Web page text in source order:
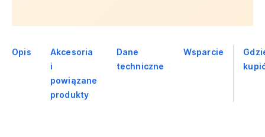
Opis
Akcesoria
i
powiązane
produkty
Dane
techniczne
Wsparcie